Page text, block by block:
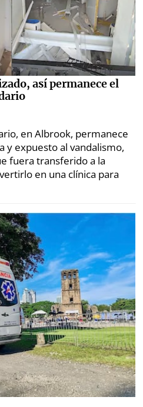
así permanece el
en Albrook, permanece
y expuesto al vandalismo,
fuera transferido a la
en una clínica para